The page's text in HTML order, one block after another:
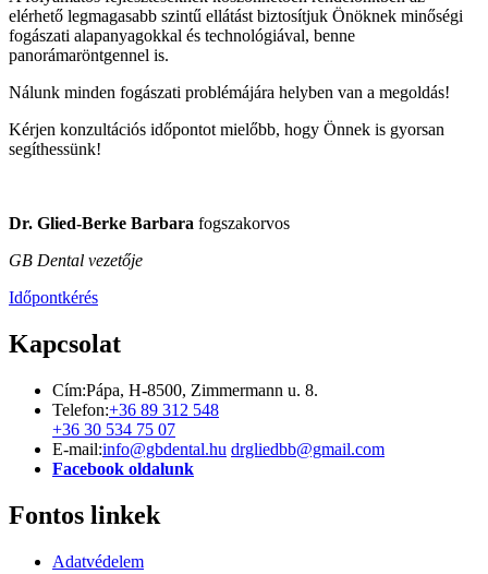
elérhető legmagasabb szintű ellátást biztosítjuk Önöknek minőségi
fogászati alapanyagokkal és technológiával, benne
panorámaröntgennel is.
Nálunk minden fogászati problémájára helyben van a megoldás!
Kérjen konzultációs időpontot mielőbb, hogy Önnek is gyorsan
segíthessünk!
Dr. Glied-Berke Barbara fogszakorvos
GB Dental vezetője
Időpontkérés
Kapcsolat
Cím:Pápa, H-8500, Zimmermann u. 8.
Telefon:+36 89 312 548
+36 30 534 75 07
E-mail:info@gbdental.hu drgliedbb@gmail.com
Facebook oldalunk
Fontos linkek
Adatvédelem